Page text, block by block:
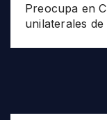
Preocupa en
unilaterales de